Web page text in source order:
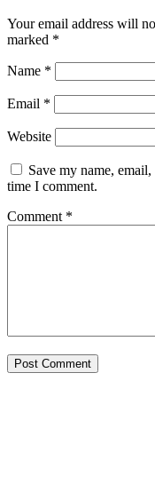
Your email address will
marked *
Name *
Email *
Website
Save my name,
time I comment.
Comment *